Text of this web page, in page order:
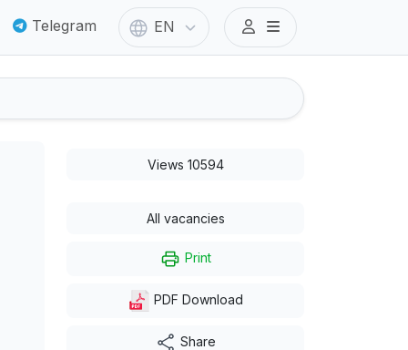
Telegram EN
Views 10594
All vacancies
Print
PDF Download
Share